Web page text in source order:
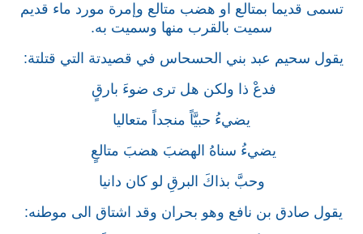
تسمى قديما بمتالع او هضب متالع وإمرة مورد ماء قديم
سميت بالقرب منها وسميت به.
يقول سحيم عبد بني الحسحاس في قصيدتة التي قتلتة:
فدعْ ذا ولكن هل ترى ضوءَ بارقٍ
يضيءُ حبيَّاً منجداً متعاليا
يضيءُ سناهُ الهضبَ هضبَ متالعٍ
وحبَّ بذاكَ البرقِ لو كان دانيا
يقول صادق بن نافع وهو بحران وقد اشتاق الى موطنه: